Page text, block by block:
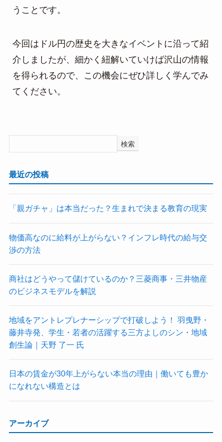
うことです。
今回はドル円の歴史を大きなイベントに沿って紹
介しましたが、細かく紐解いていけば沢山の情報
を得られるので、この機会にぜひ詳しく学んでみ
てください。
検索
最近の投稿
「親ガチャ」は本当だった？生まれで決まる教育の現実
物価高なのに給料が上がらない？インフレ時代の給与交
渉の方法
商社はどうやって儲けているのか？三菱商事・三井物産
のビジネスモデルを解説
地域をアントレプレナーシップで打破しよう！ 羽曳野・
藤井寺発、学生・若者の活躍する三方よしのシン・地域
創生論｜天野 了一 氏
日本の賃金が30年上がらない本当の理由｜働いても豊か
になれない構造とは
アーカイブ